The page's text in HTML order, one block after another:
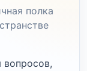
полка
вопросов,